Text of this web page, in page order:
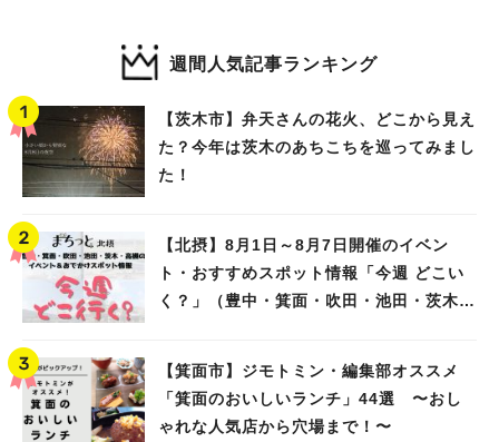
週間人気記事ランキング
【茨木市】弁天さんの花火、どこから見え
た？今年は茨木のあちこちを巡ってみまし
た！
【北摂】8月1日～8月7日開催のイベン
ト・おすすめスポット情報「今週 どこい
く？」（豊中・箕面・吹田・池田・茨木・
【箕面市】ジモトミン・編集部オススメ
「箕面のおいしいランチ」44選 〜おし
ゃれな人気店から穴場まで！〜